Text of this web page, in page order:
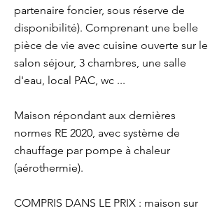
partenaire foncier, sous réserve de
disponibilité). Comprenant une belle
pièce de vie avec cuisine ouverte sur le
salon séjour, 3 chambres, une salle
d'eau, local PAC, wc ...
Maison répondant aux dernières
normes RE 2020, avec système de
chauffage par pompe à chaleur
(aérothermie).
COMPRIS DANS LE PRIX : maison sur